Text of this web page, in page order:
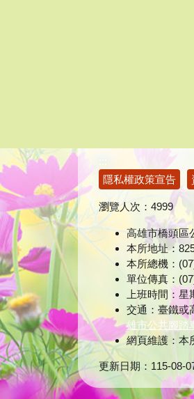
隱私權政策宣告
瀏覽人次： 4999
高雄市橋頭區
本所地址：
本所總機：
單位傳真：
上班時間：
交通：臺鐵或
雄市公共腳踏
網頁維護：本
更新日期： 115-08-